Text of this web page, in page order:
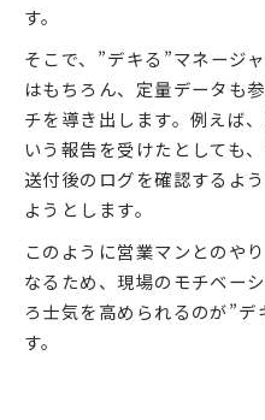
す。
そこで、”デキる”マネージ
はもちろん、定量データも
チを導き出します。例えば
いう報告を受けたとしても
送付後のログを確認するよ
ようとします。
このように営業マンとのや
なるため、現場のモチベー
ろ士気を高められるのが”
す。